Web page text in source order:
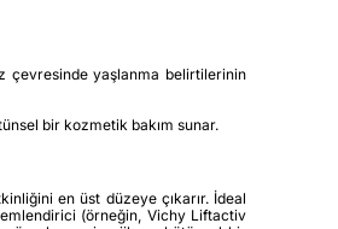
çevresinde yaşlanma belirtilerinin
bir kozmetik bakım sunar.
en üst düzeye çıkarır. İdeal
(örneğin, Vichy Liftactiv